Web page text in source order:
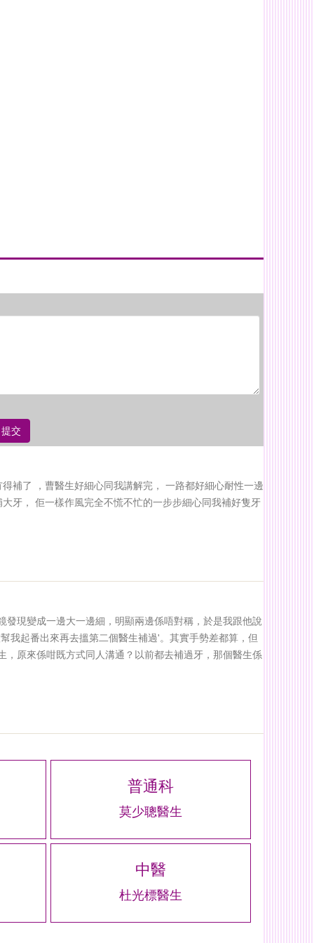
提交
補了 ，曹醫生好細心同我講解完， 一路都好細心耐性一邊
牙， 佢一樣作風完全不慌不忙的一步步細心同我補好隻牙
現變成一邊大一邊細，明顯兩邊係唔對稱，於是我跟他說
我起番出來再去搵第二個醫生補過'。其實手勢差都算，但
原來係咁既方式同人溝通？以前都去補過牙，那個醫生係
普通科
莫少聰醫生
中醫
杜光標醫生